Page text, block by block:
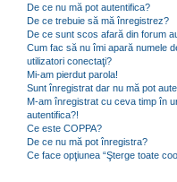
De ce nu mă pot autentifica?
De ce trebuie să mă înregistrez?
De ce sunt scos afară din forum
Cum fac să nu îmi apară numele
utilizatori conectaţi?
Mi-am pierdut parola!
Sunt înregistrat dar nu mă pot
M-am înregistrat cu ceva timp în
autentifica?!
Ce este COPPA?
De ce nu mă pot înregistra?
Ce face opţiunea “Şterge toate